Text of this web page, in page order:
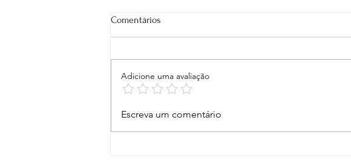
Quando você precisa de direção
Comentários
Adicione uma avaliação
Escreva um comentário